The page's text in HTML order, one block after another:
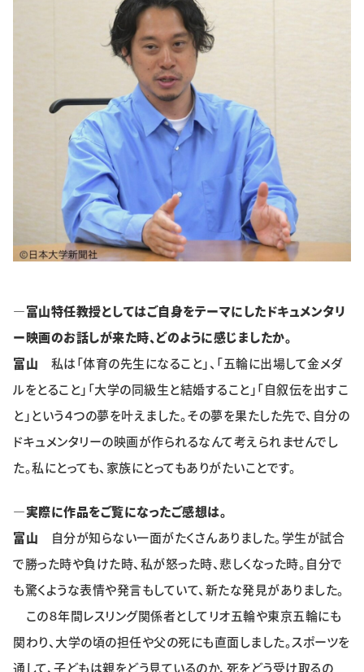
―富山特任教授としてはご自身をテーマにしたドキュメンタリ
ー映画のお話しが来た時、どのように感じましたか。
富山 私は「体育の先生になること」、「五輪に出場して金メダ
ルをとること」「大学の同級生と結婚すること」「自叙伝を出すこ
と」という４つの夢を叶えました。その夢を果たした先で、自分の
ドキュメンタリーの映画が作られるなんて考えられませんでし
た。私にとっても、家族にとってもありがたいことです。
―実際に作品をご覧になったご感想は。
富山 自分が知らない一面がたくさんありました。学生が試合
で勝った時や負けた時、私が怒った時、悲しくなった時。自分で
も驚くような表情や発言もしていて、新たな発見がありました。
この８年間レスリング関係者としてリオ五輪や東京五輪にも
関わり、大学の頃の担任や父の死にも直面しました。スポーツを
通して、子どもは親をどう見ているのか、死をどう受け取るの